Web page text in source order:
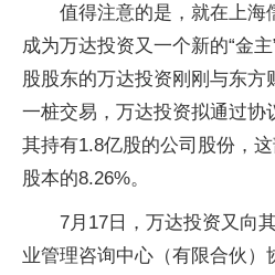
值得注意的是，就在上海
成为万达投资又一个新的“金
股股东的万达投资刚刚与东
一桩交易，万达投资拟通过协
其持有1.8亿股的公司股份，
股本的8.26%。
7月17日，万达投资又向
业管理咨询中心（有限合伙）